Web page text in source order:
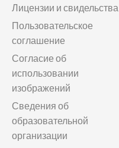
Лицензии и свидельства
Пользовательское
соглашение
Согласие об
использовании
изображений
Сведения об
образовательной
организации